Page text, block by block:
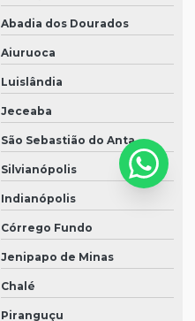
Abadia dos Dourados
Aiuruoca
Luislândia
Jeceaba
São Sebastião do Anta
Silvianópolis
Indianópolis
Córrego Fundo
Jenipapo de Minas
Chalé
Piranguçu